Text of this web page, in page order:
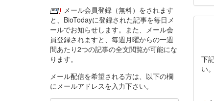
下
い。
メール会員登録（無料）をされます
と、BioTodayに登録された記事を毎日メ
ールでお知らせします。また、メール会
員登録されますと、毎週月曜からの一週
間あたり2つの記事の全文閲覧が可能にな
ります。
メール配信を希望される方は、以下の欄
にメールアドレスを入力下さい。